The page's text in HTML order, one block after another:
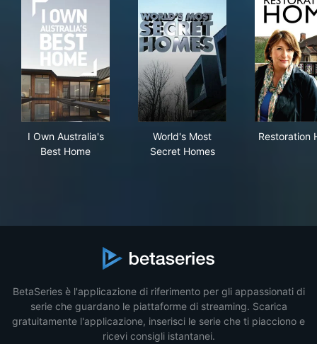
I Own Australia's
Best Home
World's Most
Secret Homes
Restoration
BetaSeries è l'applicazione di riferimento per gli appassionati di
serie che guardano le piattaforme di streaming. Scarica
gratuitamente l'applicazione, inserisci le serie che ti piacciono e
ricevi consigli istantanei.